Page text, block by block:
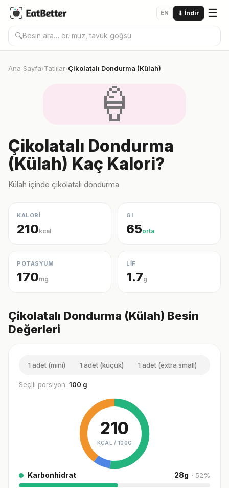
EN ⬇ İndir ☰
🔍
Ana Sayfa›Tatlılar›Çikolatalı Dondurma (Külah)
🍦
Çikolatalı Dondurma
(Külah) Kaç Kalori?
Külah içinde çikolatalı dondurma
KALORİ
210kcal
GI
65orta
POTASYUM
170mg
LİF
1.7g
Çikolatalı Dondurma (Külah) Besin
Değerleri
1 adet (mini) 1 adet (küçük) 1 adet (extra small)
Seçili porsiyon: 100 g
210
KCAL / 100G
Karbonhidrat 28g · 52%